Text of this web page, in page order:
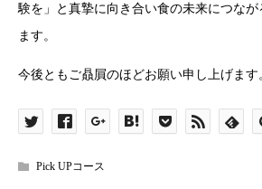
験を」と真摯に向き合い食の未来につなが
ます。
今後ともご贔屓のほどお願い申し上げます
Pick UPコース